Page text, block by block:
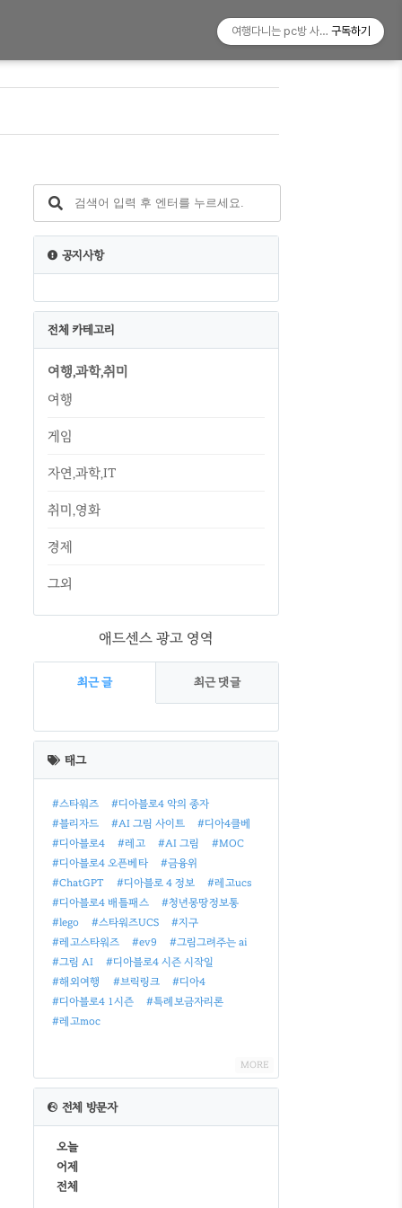
공지사항
전체 카테고리
여행,과학,취미
여행
게임
자연,과학,IT
취미,영화
경제
그외
애드센스 광고 영역
최근 글 최근 댓글
최
근
글
태그
#스타워즈
#디아블로4 악의 종자
#블리자드
#AI 그림 사이트
#디아4클베
#디아블로4
#레고 #AI 그림
#MOC
#디아블로4 오픈베타
#금융위
#ChatGPT
#디아블로 4 정보
#레고ucs
#디아블로4 배틀패스
#청년몽땅정보통
#lego
#스타워즈UCS
#지구
#레고스타워즈
#ev9
#그림그려주는 ai
#그림 AI
#디아블로4 시즌 시작일
#해외여행
#브릭링크
#디아4
#디아블로4 1시즌
#특례보금자리론
#레고moc
MORE
전체 방문자
오늘
어제
전체
여행다니는 pc방 사장!구독하기